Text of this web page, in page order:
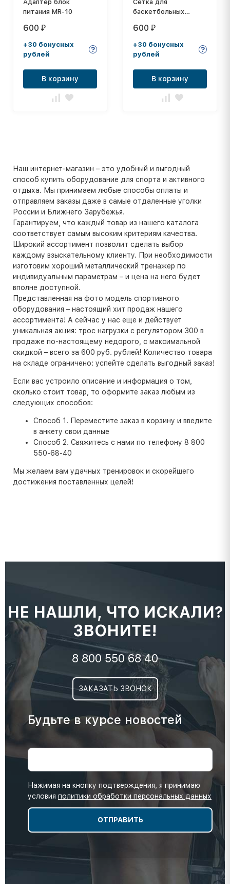
Адаптер блок
питания MR-10
600 ₽
+30 бонусных
рублей
В корзину
Сетка для
баскетбольных
толщина нити: 2,6 мм
600 ₽
+30 бонусных
рублей
В корзину
Наш интернет-магазин – это удобный и выгодный
способ купить оборудование для спорта и активного
отдыха. Мы принимаем любые способы оплаты и
отправляем заказы даже в самые отдаленные уголки
России и Ближнего Зарубежья.
Гарантируем, что каждый товар из нашего каталога
соответствует самым высоким критериям качества.
Широкий ассортимент позволит сделать выбор
каждому взыскательному клиенту. При необходимости
изготовим хороший металлический тренажер по
индивидуальным параметрам – и цена на него будет
вполне доступной.
Представленная на фото модель спортивного
оборудования – настоящий хит продаж нашего
ассортимента! А сейчас у нас еще и действует
уникальная акция: трос нагрузки с регулятором 300 в
продаже по-настоящему недорого, с максимальной
скидкой – всего за 600 руб. рублей! Количество товара
на складе ограничено: успейте сделать выгодный заказ!
Если вас устроило описание и информация о том,
сколько стоит товар, то оформите заказ любым из
следующих способов:
Способ 1. Переместите заказ в корзину и введите
в анкету свои данные
Способ 2. Свяжитесь с нами по телефону 8 800
550-68-40
Мы желаем вам удачных тренировок и скорейшего
достижения поставленных целей!
НЕ НАШЛИ, ЧТО ИСКАЛИ?
ЗВОНИТЕ!
8 800 550 68 40
ЗАКАЗАТЬ ЗВОНОК
Будьте в курсе новостей
Нажимая на кнопку подтверждения, я принимаю
условия политики обработки персональных данных